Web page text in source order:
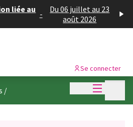
liée au -
Du 06 juillet au 23
août 2026
Menu
Se connecter
/